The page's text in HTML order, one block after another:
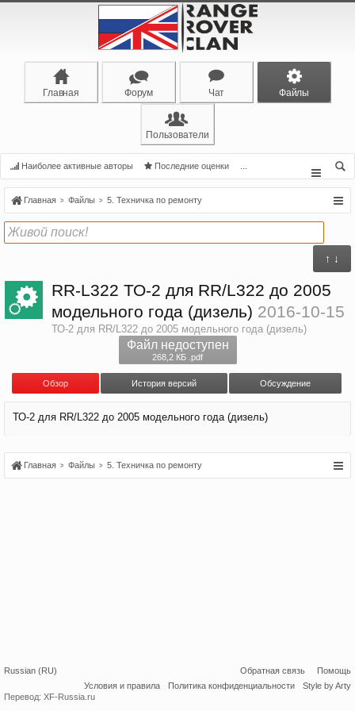
Главная Форум Чат Файлы
Пользователи
Наиболее активные авторы Последние оценки
Главная Файлы 5. Техничка по ремонту
↑ ↓
Файл недоступен
268,2 КБ .pdf
RR-L322 ТО-2 для RR/L322 до 2005
модельного года (дизель) 2016-10-15
ТО-2 для RR/L322 до 2005 модельного года (дизель)
Обзoр История версий Обсуждение
ТО-2 для RR/L322 до 2005 модельного года (дизель)
Главная Файлы 5. Техничка по ремонту
Russian (RU) Обратная связь
Помощь
Условия и правила
Политика конфиденциальности
Style by Arty
Перевод: XF-Russia.ru